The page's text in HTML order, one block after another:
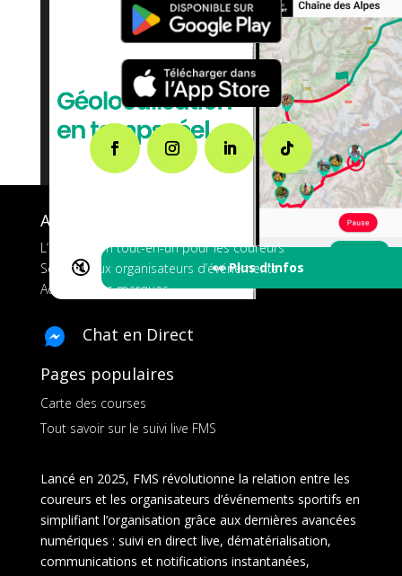
🔇 👀 Plus d'Infos
A propos de FMS
L’application tout-en-un pour les coureurs
Services aux organisateurs d’événements
Ads pour les marques
Chat en Direct
Pages populaires
Carte des courses
Tout savoir sur le suivi live FMS
Lancé en 2025, FMS révolutionne la relation entre les
coureurs et les organisateurs d’événements sportifs en
simplifiant l’organisation grâce aux dernières avancées
numériques : suivi en direct live, dématérialisation,
communications et notifications instantanées,